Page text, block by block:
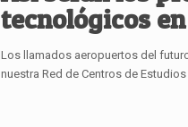
tecnológicos
Los llamados aeropuertos del
nuestra Red de Centros de